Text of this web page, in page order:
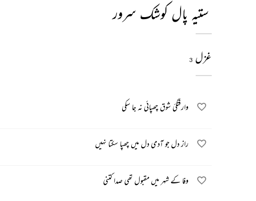
ستیہ پال کوشک سرور
غزل 3
وارفتگئ شوق چھپائی نہ جا سکی
راز دل جو آدمی دل میں چھپا سکتا نہیں
وفا کے شہر میں مقبول تھی صدا کتنی